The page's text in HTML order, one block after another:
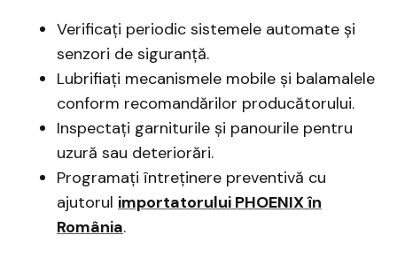
Verificați periodic sistemele automate și
senzori de siguranță.
Lubrifiați mecanismele mobile și balamalele
conform recomandărilor producătorului.
Inspectați garniturile și panourile pentru
uzură sau deteriorări.
Programați întreținere preventivă cu
ajutorul importatorului PHOENIX în
România.